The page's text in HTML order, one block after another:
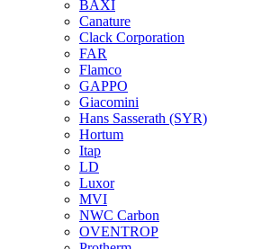
BAXI
Canature
Clack Corporation
FAR
Flamco
GAPPO
Giacomini
Hans Sasserath (SYR)
Hortum
Itap
LD
Luxor
MVI
NWC Carbon
OVENTROP